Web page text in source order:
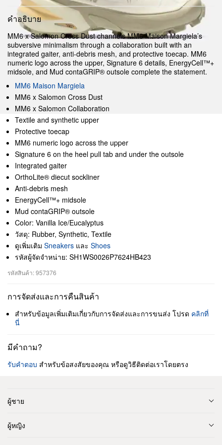
คำอธิบาย
MM6 x Salomon Cross Dust channels MM6 Maison Margiela’s
subversive minimalism through a collaboration built with an
integrated gaiter, anti-debris mesh, and protective toecap. MM6
numeric logo across the upper, Signature 6 details, EnergyCell™+
midsole, and Mud contaGRIP® outsole complete the statement.
MM6 Maison Margiela
MM6 x Salomon Cross Dust
MM6 x Salomon Collaboration
Textile and synthetic upper
Protective toecap
MM6 numeric logo across the upper
Signature 6 on the heel pull tab and under the outsole
Integrated gaiter
OrthoLite® diecut sockliner
Anti-debris mesh
EnergyCell™+ midsole
Mud contaGRIP® outsole
Color: Vanilla Ice/Eucalyptus
วัสดุ: Rubber, Synthetic, Textile
ดูเพิ่มเติม Sneakers และ Shoes
รหัสผู้จัดจำหน่าย: SH1WS0026P7624HB423
รหัสสินค้า: 957376
การจัดส่งและการคืนสินค้า
สำหรับข้อมูลเพิ่มเติมเกี่ยวกับการจัดส่งและการขนส่ง โปรด คลิกที่
นี่
มีคำถาม?
รับคำตอบ สำหรับข้อสงสัยของคุณ หรือดูวิธีติดต่อเราโดยตรง
ผู้ชาย
ผู้หญิง